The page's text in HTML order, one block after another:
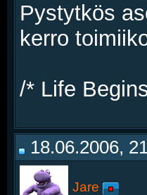
Pystytkös
kerro
/* Life
18.06.2006,
Jare